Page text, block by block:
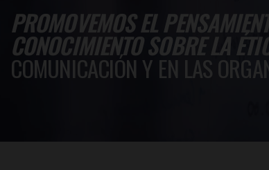
PROMOVEMOS EL
CONOCIMIENTO SOBRE LA
COMUNICACIÓN Y EN LAS